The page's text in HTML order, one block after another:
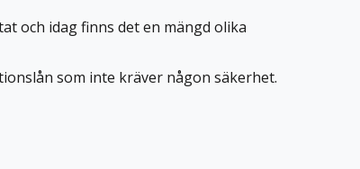
och idag finns det en mängd olika
som inte kräver någon säkerhet.